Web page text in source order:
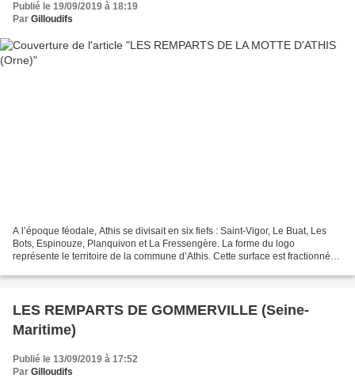
Publié le 19/09/2019 à 18:19
Par Gilloudifs
A l’époque féodale, Athis se divisait en six fiefs : Saint-Vigor, Le Buat, Les
Bots, Espinouze, Planquivon et La Fressengère. La forme du logo
représente le territoire de la commune d’Athis. Cette surface est fractionnée
LES REMPARTS DE GOMMERVILLE (Seine-
Maritime)
Publié le 13/09/2019 à 17:52
Par Gilloudifs